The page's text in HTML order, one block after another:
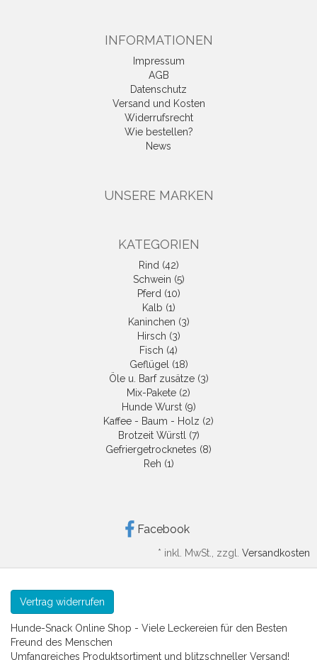
INFORMATIONEN
Impressum
AGB
Datenschutz
Versand und Kosten
Widerrufsrecht
Wie bestellen?
News
UNSERE MARKEN
KATEGORIEN
Rind (42)
Schwein (5)
Pferd (10)
Kalb (1)
Kaninchen (3)
Hirsch (3)
Fisch (4)
Geflügel (18)
Öle u. Barf zusätze (3)
Mix-Pakete (2)
Hunde Wurst (9)
Kaffee - Baum - Holz (2)
Brotzeit Würstl (7)
Gefriergetrocknetes (8)
Reh (1)
Facebook
* inkl. MwSt., zzgl. Versandkosten
Vertrag widerrufen
Hunde-Snack Online Shop - Viele Leckereien für den Besten
Freund des Menschen
Umfangreiches Produktsortiment und blitzschneller Versand!